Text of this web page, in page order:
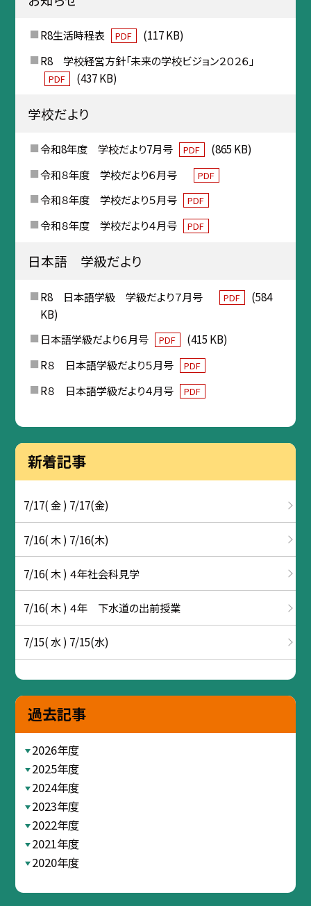
R8生活時程表 PDF
(117 KB)
R8 学校経営方針「未来の学校ビジョン２０２６」
PDF (437 KB)
学校だより
令和8年度 学校だより7月号 PDF
(865 KB)
令和８年度 学校だより６月号
PDF
令和８年度 学校だより５月号 PDF
令和８年度 学校だより４月号 PDF
日本語 学級だより
R8 日本語学級 学級だより７月号 PDF
(584
KB)
日本語学級だより６月号
PDF
(415 KB)
R８ 日本語学級だより５月号
PDF
R８ 日本語学級だより４月号 PDF
新着記事
7/17( 金 ) 7/17(金)
7/16( 木 ) 7/16(木)
7/16( 木 ) ４年社会科見学
7/16( 木 ) ４年 下水道の出前授業
7/15( 水 ) 7/15(水)
過去記事
2026年度
2025年度
2024年度
2023年度
2022年度
2021年度
2020年度